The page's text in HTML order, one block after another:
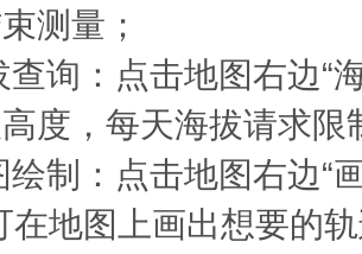
测量；
询：点击地图右边“
度，每天海拔请求
制：点击地图右边“画
在地图上画出想要的